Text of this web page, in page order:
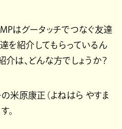
はグータッチでつなぐ友達
を紹介してもらっているん
介は、どんな方でしょうか？
の米原康正（よねはら やすま
。